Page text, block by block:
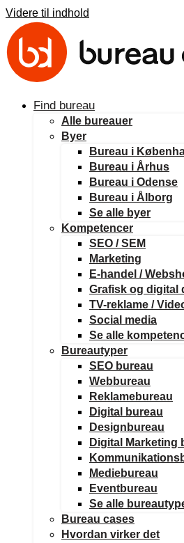
Videre til indhold
Find bureau
Alle bureauer
Byer
Bureau i
Bureau i Århus
Bureau i Odense
Bureau i Ålborg
Se alle byer
Kompetencer
SEO / SEM
Marketing
E-handel /
Grafisk og digital
TV-reklame /
Social media
Se alle
Bureautyper
SEO bureau
Webbureau
Reklamebureau
Digital bureau
Designbureau
Digital Marketing
Mediebureau
Eventbureau
Se alle
Bureau cases
Hvordan virker det